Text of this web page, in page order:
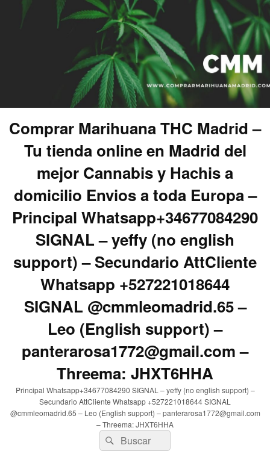
Comprar Marihuana THC Madrid –
Tu tienda online en Madrid del
mejor Cannabis y Hachis a
domicilio Envios a toda Europa –
Principal Whatsapp+34677084290
SIGNAL – yeffy (no english
support) – Secundario AttCliente
Whatsapp +527221018644
SIGNAL @cmmleomadrid.65 –
Leo (English support) –
panterarosa1772@gmail.com –
Threema: JHXT6HHA
Principal Whatsapp+34677084290 SIGNAL – yeffy (no english support) –
Secundario AttCliente Whatsapp +527221018644 SIGNAL
@cmmleomadrid.65 – Leo (English support) – panterarosa1772@gmail.com
– Threema: JHXT6HHA
Buscar
por:
Buscar